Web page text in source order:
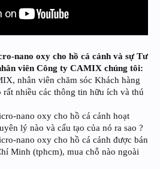
nano oxy cho hồ cá cảnh và sự Tư
viên Công ty CAMIX chúng tôi:
nhân viên chăm sóc Khách hàng
rất nhiều các thông tin hữu ích và thú
nano oxy cho hồ cá cảnh hoạt
lý nào và cấu tạo của nó ra sao ?
nano oxy cho hồ cá cảnh được bán
Minh (tphcm), mua chỗ nào ngoài